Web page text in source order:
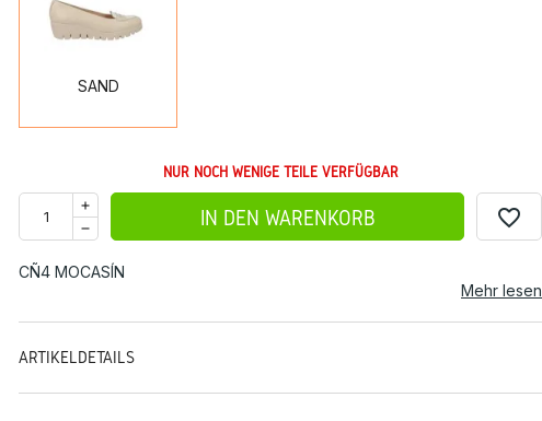
SAND
NUR NOCH WENIGE TEILE VERFÜGBAR
IN DEN WARENKORB favorite_border
CÑ4 MOCASÍN
Mehr lesen
ARTIKELDETAILS